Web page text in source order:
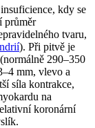
kdy se
průměr
tvaru,
). Při pitvě je
290–350
mm, vlevo a
síla kontrakce,
na
koronární